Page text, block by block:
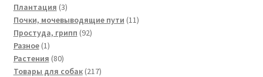
Плантация 33
товара
Почки, мочевыводящие пути 1111
Простуда, грипп 9292
Разное 11
товар
Растения 8080
товаров
Товары для собак 217217